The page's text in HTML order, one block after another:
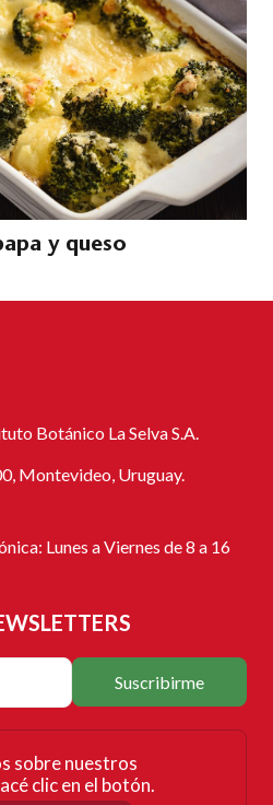
y queso
Botánico La Selva S.A.
Montevideo, Uruguay.
Lunes a Viernes de 8 a 16
Suscribirme
sobre nuestros
clic en el botón.